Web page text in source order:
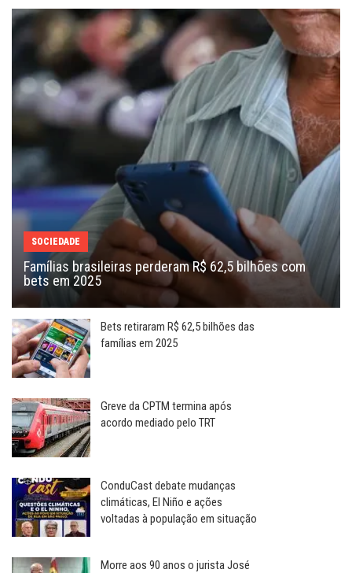
SOCIEDADE
Famílias brasileiras perderam R$ 62,5 bilhões com
bets em 2025
Bets retiraram R$ 62,5 bilhões das
famílias em 2025
Greve da CPTM termina após
acordo mediado pelo TRT
ConduCast debate mudanças
climáticas, El Niño e ações
voltadas à população em situação
Morre aos 90 anos o jurista José